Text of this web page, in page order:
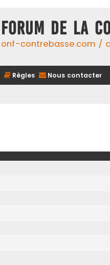
FORUM DE LA
onf-contrebasse.com /
Règles Nous contacter